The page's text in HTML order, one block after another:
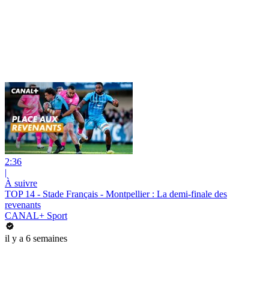
2:36
|
À suivre
TOP 14 - Stade Français - Montpellier : La demi-finale des
revenants
CANAL+ Sport
il y a 6 semaines